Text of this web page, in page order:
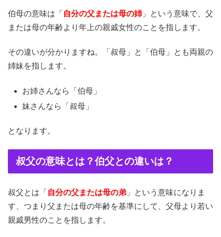
伯母の意味は「 自分の父または母の姉」という意味で、父
または母の年齢より年上の親戚女性のことを指します。
その違いが分かりますね。「叔母」と「伯母」とも両親の
姉妹を指します。
お姉さんなら「伯母」
妹さんなら「叔母」
となります。
叔父の意味とは？伯父との違いは？
叔父とは「 自分の父または母の弟 」という意味になりま
す、つまり父または母の年齢を基準にして、父母より若い
親戚男性のことを指します。